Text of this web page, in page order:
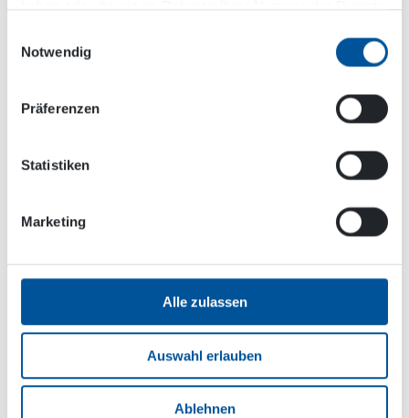
Notwendig
Präferenzen
Statistiken
Marketing
Alle zulassen
Auswahl erlauben
Ablehnen
Zertifikat.
Der Zertifizierungsprozess bedeutete etwa sechs
Umsetzung?
wir schon immer auf Qualität geachtet haben. In
der täglichen Arbeit können die Auswirkungen in
Form von Arbeitserleichterungen beobachtet
jeder Schritt eine verantwortliche Person
zugewiesen bekommt. Unser Personal hat sich
schon immer für qualitativ hochwertige Prozesse
eingesetzt. Als der Zertifizierungsprozess begann,